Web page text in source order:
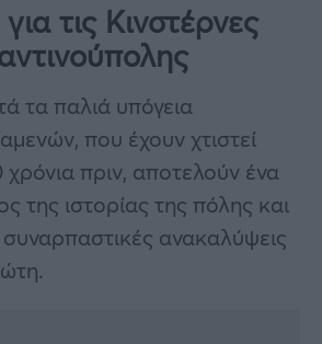
τις Κινστέρνες
τα παλιά υπόγεια
που έχουν χτιστεί
πριν, αποτελούν ένα
της ιστορίας της πόλης και
συναρπαστικές ανακαλύψεις